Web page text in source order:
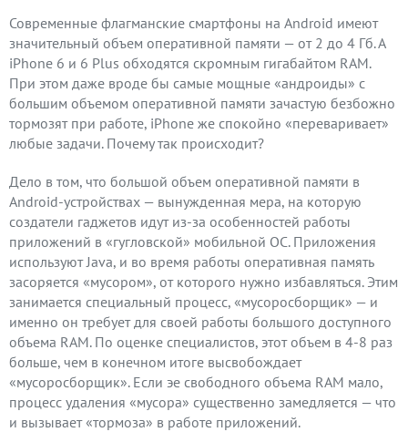
Современные флагманские смартфоны на Android имеют
значительный объем оперативной памяти — от 2 до 4 Гб. А
iPhone 6 и 6 Plus обходятся скромным гигабайтом RAM.
При этом даже вроде бы самые мощные «андроиды» с
большим объемом оперативной памяти зачастую безбожно
тормозят при работе, iPhone же спокойно «переваривает»
любые задачи. Почему так происходит?
Дело в том, что большой объем оперативной памяти в
Android-устройствах — вынужденная мера, на которую
создатели гаджетов идут из-за особенностей работы
приложений в «гугловской» мобильной ОС. Приложения
используют Java, и во время работы оперативная память
засоряется «мусором», от которого нужно избавляться. Этим
занимается специальный процесс, «мусоросборщик» — и
именно он требует для своей работы большого доступного
объема RAM. По оценке специалистов, этот объем в 4-8 раз
больше, чем в конечном итоге высвобождает
«мусоросборщик». Если эе свободного объема RAM мало,
процесс удаления «мусора» существенно замедляется — что
и вызывает «тормоза» в работе приложений.